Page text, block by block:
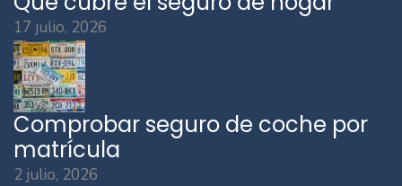
17 julio, 2026
Comprobar seguro de coche por
matrícula
2 julio, 2026